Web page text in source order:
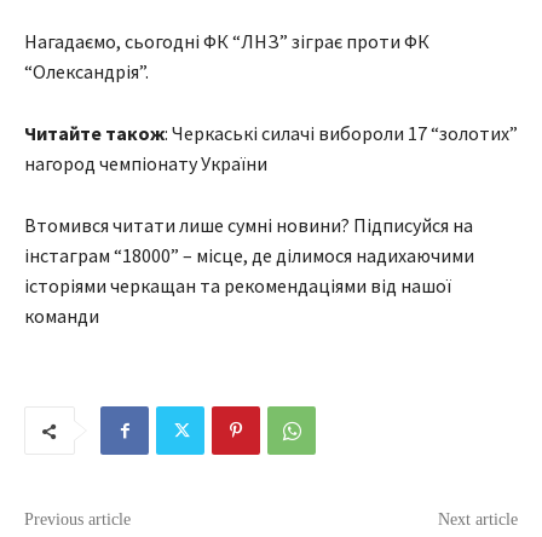
Нагадаємо, сьогодні ФК “ЛНЗ” зіграє проти ФК
“Олександрія”.
Читайте також: Черкаські силачі вибороли 17 “золотих”
нагород чемпіонату України
Втомився читати лише сумні новини? Підписуйся на
інстаграм “18000” – місце, де ділимося надихаючими
історіями черкащан та рекомендаціями від нашої
команди
Previous article Next article